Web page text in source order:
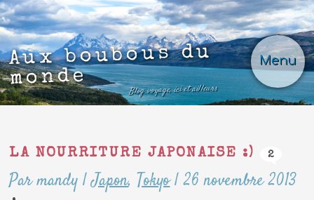
Menu
Aux boubous du
monde
Blog voyage, ici et ailleurs
LA NOURRITURE JAPONAISE :) 2
Par mandy |Japon,Tokyo|26 novembre 2013